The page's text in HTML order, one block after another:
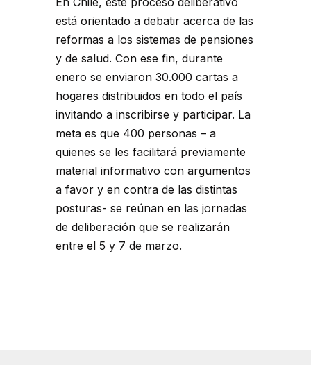
está orientado a debatir acerca de las
reformas a los sistemas de pensiones
y de salud. Con ese fin, durante
enero se enviaron 30.000 cartas a
hogares distribuidos en todo el país
invitando a inscribirse y participar. La
meta es que 400 personas – a
quienes se les facilitará previamente
material informativo con argumentos
a favor y en contra de las distintas
posturas- se reúnan en las jornadas
de deliberación que se realizarán
entre el 5 y 7 de marzo.